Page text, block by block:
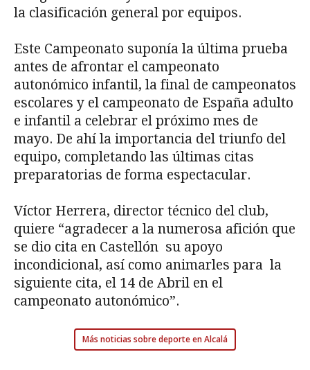
la clasificación general por equipos.
Este Campeonato suponía la última prueba
antes de afrontar el campeonato
autonómico infantil, la final de campeonatos
escolares y el campeonato de España adulto
e infantil a celebrar el próximo mes de
mayo. De ahí la importancia del triunfo del
equipo, completando las últimas citas
preparatorias de forma espectacular.
Víctor Herrera, director técnico del club,
quiere “agradecer a la numerosa afición que
se dio cita en Castellón su apoyo
incondicional, así como animarles para la
siguiente cita, el 14 de Abril en el
campeonato autonómico”.
Más noticias sobre deporte en Alcalá